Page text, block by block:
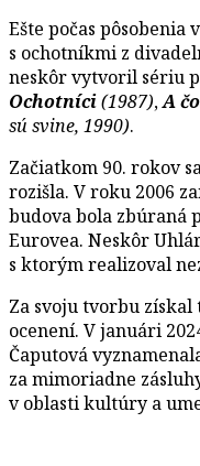
Ešte počas
s ochotníkmi z
neskôr vytvoril sériu
Ochotníci(1987),A
sú svine, 1990).
Začiatkom 90. rokov
rozišla. V roku 2006
budova bola zbúraná
Eurovea. Neskôr
s ktorým realizoval
Za svoju tvorbu
ocenení. V januári
Čaputová
za mimoriadne
v oblasti kultúry a